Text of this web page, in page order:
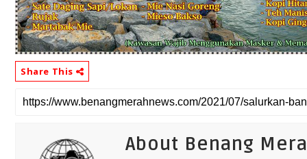
Share This
About Benang